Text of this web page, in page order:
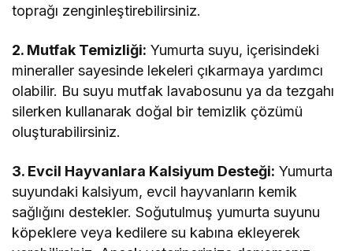
toprağı zenginleştirebilirsiniz.
2. Mutfak Temizliği: Yumurta suyu, içerisindeki
mineraller sayesinde lekeleri çıkarmaya yardımcı
olabilir. Bu suyu mutfak lavabosunu ya da tezgahı
silerken kullanarak doğal bir temizlik çözümü
oluşturabilirsiniz.
3. Evcil Hayvanlara Kalsiyum Desteği: Yumurta
suyundaki kalsiyum, evcil hayvanların kemik
sağlığını destekler. Soğutulmuş yumurta suyunu
köpeklere veya kedilere su kabına ekleyerek